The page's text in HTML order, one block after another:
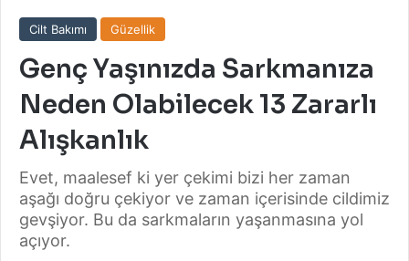
Cilt Bakımı Güzellik
Genç Yaşınızda Sarkmanıza
Neden Olabilecek 13 Zararlı
Alışkanlık
Evet, maalesef ki yer çekimi bizi her zaman
aşağı doğru çekiyor ve zaman içerisinde cildimiz
gevşiyor. Bu da sarkmaların yaşanmasına yol
açıyor.